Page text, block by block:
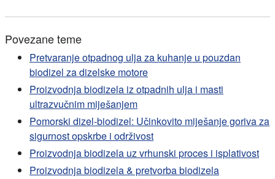
Povezane teme
Pretvaranje otpadnog ulja za kuhanje u pouzdan
biodizel za dizelske motore
Proizvodnja biodizela iz otpadnih ulja i masti
ultrazvučnim miješanjem
Pomorski dizel-biodizel: Učinkovito miješanje goriva za
sigurnost opskrbe i održivost
Proizvodnja biodizela uz vrhunski proces i isplativost
Proizvodnja biodizela & pretvorba biodizela